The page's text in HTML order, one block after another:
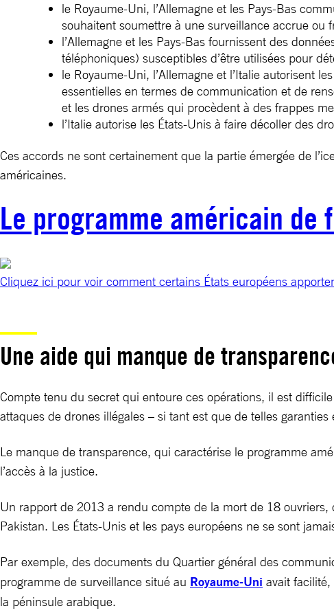
le Royaume-Uni, l’Allemagne et les Pays-Bas
souhaitent soumettre à une surveillance accrue ou
l’Allemagne et les Pays-Bas fournissent des
téléphoniques) susceptibles d’être utilisées pour
le Royaume-Uni, l’Allemagne et l’Italie autorisent
essentielles en termes de communication et de
et les drones armés qui procèdent à des frappes
l’Italie autorise les États-Unis à faire décoller des
Ces accords ne sont certainement que la partie émergée de
américaines.
Le programme américain
Cliquez ici pour voir comment certains États européens
Une aide qui manque de
Compte tenu du secret qui entoure ces opérations, il est
attaques de drones illégales – si tant est que de telles garanties
Le manque de transparence, qui caractérise le programme
l’accès à la justice.
Un rapport de 2013 a rendu compte de la mort de 18
Pakistan. Les États-Unis et les pays européens ne se sont
Par exemple, des documents du Quartier général des
programme de surveillance situé au Royaume-Uni avait
la péninsule arabique.